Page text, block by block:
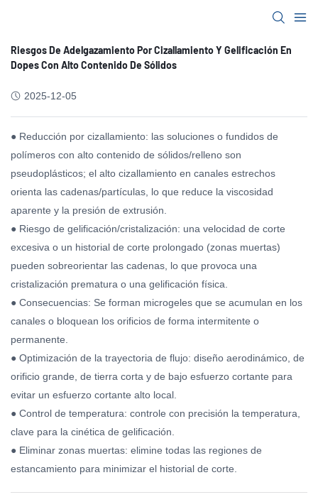
Riesgos De Adelgazamiento Por Cizallamiento Y Gelificación En
Dopes Con Alto Contenido De Sólidos
2025-12-05
● Reducción por cizallamiento: las soluciones o fundidos de
polímeros con alto contenido de sólidos/relleno son
pseudoplásticos; el alto cizallamiento en canales estrechos
orienta las cadenas/partículas, lo que reduce la viscosidad
aparente y la presión de extrusión.
● Riesgo de gelificación/cristalización: una velocidad de corte
excesiva o un historial de corte prolongado (zonas muertas)
pueden sobreorientar las cadenas, lo que provoca una
cristalización prematura o una gelificación física.
● Consecuencias: Se forman microgeles que se acumulan en los
canales o bloquean los orificios de forma intermitente o
permanente.
● Optimización de la trayectoria de flujo: diseño aerodinámico, de
orificio grande, de tierra corta y de bajo esfuerzo cortante para
evitar un esfuerzo cortante alto local.
● Control de temperatura: controle con precisión la temperatura,
clave para la cinética de gelificación.
● Eliminar zonas muertas: elimine todas las regiones de
estancamiento para minimizar el historial de corte.